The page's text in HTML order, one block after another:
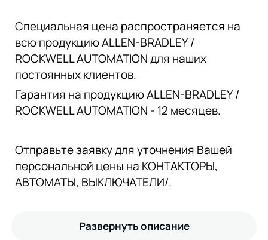
Специальная цена распространяется на
всю продукцию ALLEN-BRADLEY /
ROCKWELL AUTOMATION для наших
постоянных клиентов.
Гарантия на продукцию ALLEN-BRADLEY /
ROCKWELL AUTOMATION - 12 месяцев.
Отправьте заявку для уточнения Вашей
персональной цены на КОНТАКТОРЫ,
АВТОМАТЫ, ВЫКЛЮЧАТЕЛИ/.
Развернуть описание